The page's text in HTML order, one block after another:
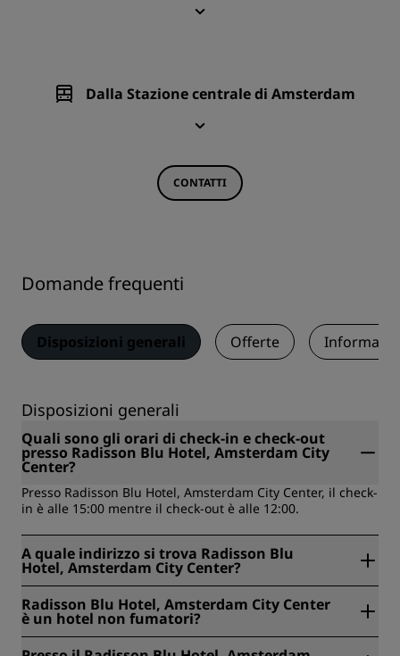
Dalla Stazione centrale di Amsterdam
CONTATTI
Domande frequenti
Disposizioni generali Offerte
Disposizioni generali
Quali sono gli orari di check-in e check-out
presso Radisson Blu Hotel, Amsterdam City
Center?
Presso Radisson Blu Hotel, Amsterdam City Center, il check-
in è alle 15:00 mentre il check-out è alle 12:00.
A quale indirizzo si trova Radisson Blu
Hotel, Amsterdam City Center?
all'indirizzo Rusland 17 , Amsterdam, Paesi Bassi.
Radisson Blu Hotel, Amsterdam City Center
è un hotel non fumatori?